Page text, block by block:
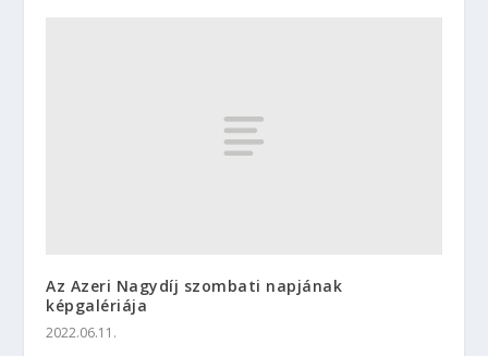
Az Azeri Nagydíj szombati napjának
képgalériája
2022.06.11.